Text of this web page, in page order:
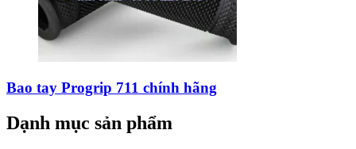
Bao tay Progrip 711 chính hãng
Dạnh mục sản phẩm